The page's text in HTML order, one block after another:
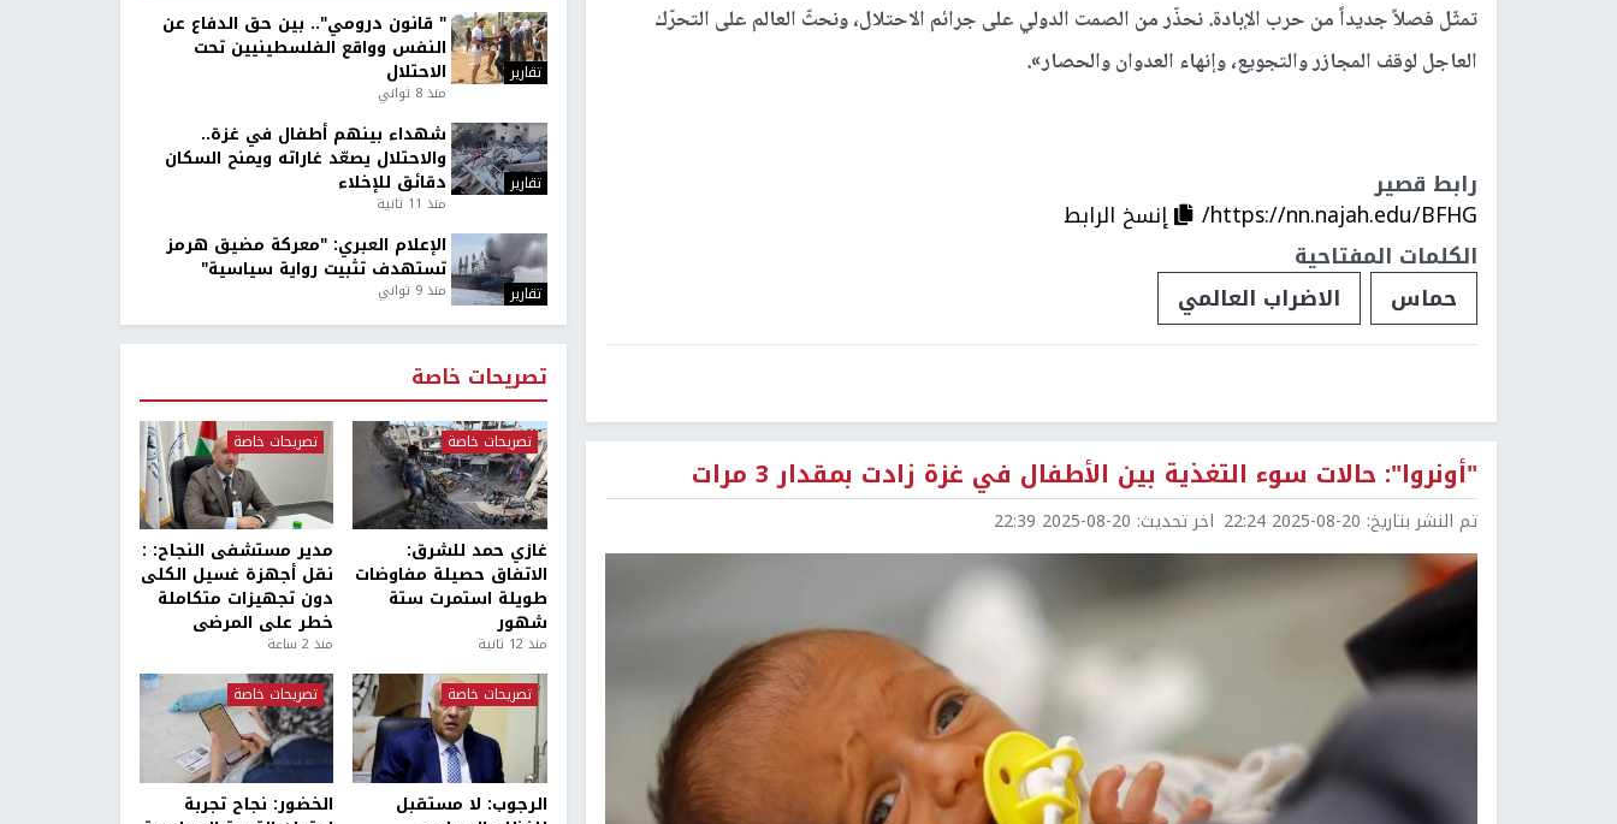
تمثّل فصلاً جديداً من حرب الإبادة. نحذّر من الصمت الدولي على جرائم الاحتلال، ونحثّ العالم على التحرّك
العاجل لوقف المجازر والتجويع، وإنهاء العدوان والحصار».
رابط قصير
https://nn.najah.edu/BFHG/
إنسخ الرابط
الكلمات المفتاحية
حماس
الاضراب العالمي
"أونروا": حالات سوء التغذية بين الأطفال في غزة زادت بمقدار 3 مرات
تم النشر بتاريخ: 2025-08-20 22:24 اخر تحديث: 2025-08-20 22:39
تقارير
" قانون درومي".. بين حق الدفاع عن
النفس وواقع الفلسطينيين تحت
الاحتلال
منذ 8 ثواني
تقارير
شهداء بينهم أطفال في غزة..
والاحتلال يصعّد غاراته ويمنح السكان
دقائق للإخلاء
منذ 11 ثانية
تقارير
الإعلام العبري: "معركة مضيق هرمز
تستهدف تثبيت رواية سياسية"
منذ 9 ثواني
تصريحات خاصة
تصريحات خاصة
غازي حمد للشرق:
الاتفاق حصيلة مفاوضات
طويلة استمرت ستة
شهور
منذ 12 ثانية
تصريحات خاصة
مدير مستشفى النجاح: :
نقل أجهزة غسيل الكلى
دون تجهيزات متكاملة
خطر على المرضى
منذ 2 ساعة
تصريحات خاصة
الرجوب: لا مستقبل
تصريحات خاصة
الخضور: نجاح تجربة